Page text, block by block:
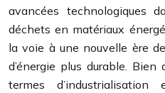
avancées technologiques
déchets en matériaux
la voie à une nouvelle ère
d’énergie plus durable.
termes